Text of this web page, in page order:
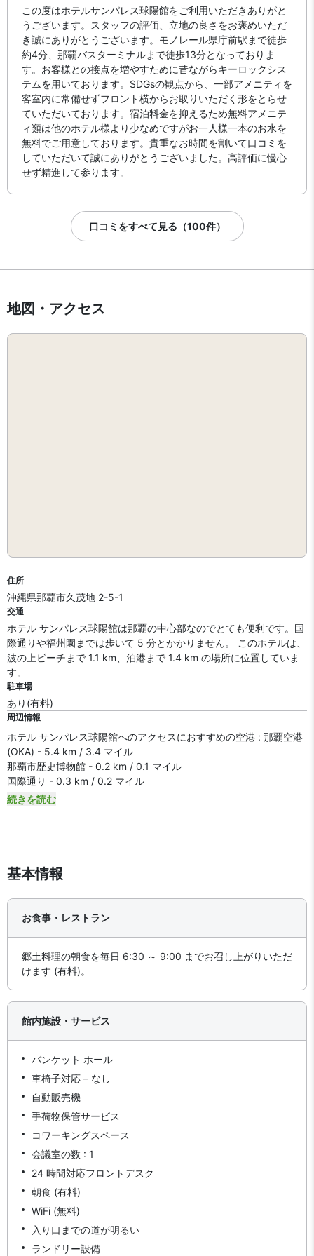
この度はホテルサンパレス球陽館をご利用いただきありがと
うございます。スタッフの評価、立地の良さをお褒めいただ
き誠にありがとうございます。モノレール県庁前駅まで徒歩
約4分、那覇バスターミナルまで徒歩13分となっておりま
す。お客様との接点を増やすために昔ながらキーロックシス
テムを用いております。SDGsの観点から、一部アメニティを
客室内に常備せずフロント横からお取りいただく形をとらせ
ていただいております。宿泊料金を抑えるため無料アメニテ
ィ類は他のホテル様より少なめですがお一人様一本のお水を
無料でご用意しております。貴重なお時間を割いて口コミを
していただいて誠にありがとうございました。高評価に慢心
せず精進して参ります。
口コミをすべて見る（100件）
地図・アクセス
住所
沖縄県那覇市久茂地 2-5-1
交通
ホテル サンパレス球陽館は那覇の中心部なのでとても便利です。国
際通りや福州園までは歩いて 5 分とかかりません。 このホテルは、
波の上ビーチまで 1.1 km、泊港まで 1.4 km の場所に位置していま
す。
駐車場
あり(有料)
周辺情報
ホテル サンパレス球陽館へのアクセスにおすすめの空港 : 那覇空港
(OKA) - 5.4 km / 3.4 マイル
那覇市歴史博物館 - 0.2 km / 0.1 マイル
国際通り - 0.3 km / 0.2 マイル
続きを読む
基本情報
お食事・レストラン
郷土料理の朝食を毎日 6:30 ～ 9:00 までお召し上がりいただ
けます (有料)。
館内施設・サービス
バンケット ホール
車椅子対応 – なし
自動販売機
手荷物保管サービス
コワーキングスペース
会議室の数 : 1
24 時間対応フロントデスク
朝食 (有料)
WiFi (無料)
入り口までの道が明るい
ランドリー設備